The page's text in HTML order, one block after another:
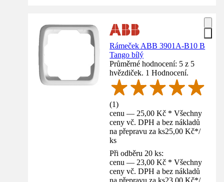
Rámeček ABB 3901A-B10 B
Tango bílý
Průměrné hodnocení: 5 z 5
hvězdiček. 1 Hodnocení.
(1)
cenu — 25,00 Kč * Všechny
ceny vč. DPH a bez nákladů
na přepravu za ks25,00 Kč*/
ks
Při odběru 20 ks:
cenu — 23,00 Kč * Všechny
ceny vč. DPH a bez nákladů
na přepravu za ks23,00 Kč*/